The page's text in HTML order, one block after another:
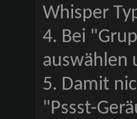
Whisper
4. Bei
auswählen
5. Damit
"Pssst-